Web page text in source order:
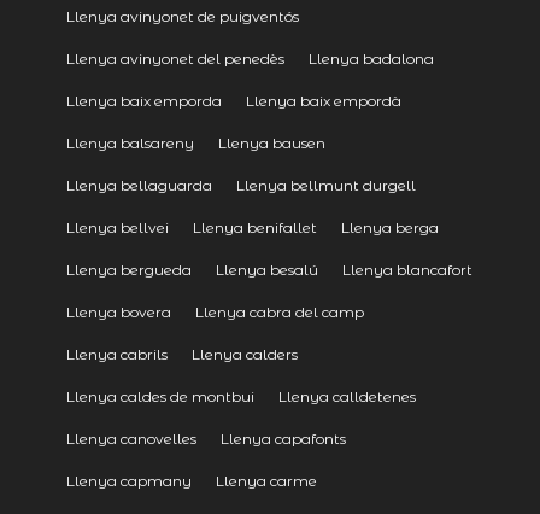
Llenya avinyonet de puigventós
Llenya avinyonet del penedès Llenya badalona
Llenya baix emporda Llenya baix empordà
Llenya balsareny Llenya bausen
Llenya bellaguarda Llenya bellmunt durgell
Llenya bellvei Llenya benifallet Llenya berga
Llenya bergueda Llenya besalú Llenya blancafort
Llenya bovera Llenya cabra del camp
Llenya cabrils Llenya calders
Llenya caldes de montbui Llenya calldetenes
Llenya canovelles Llenya capafonts
Llenya capmany Llenya carme